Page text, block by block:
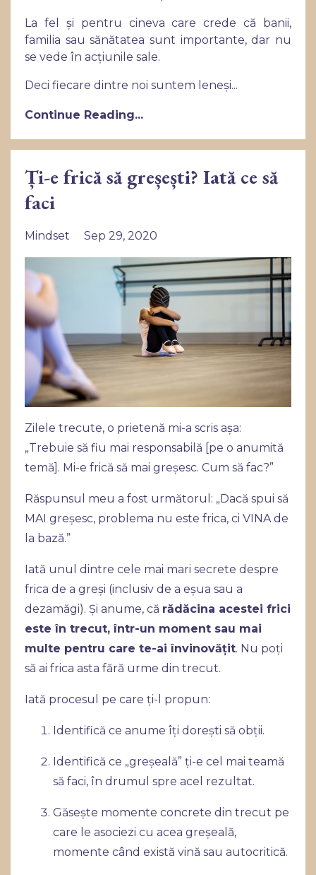
La fel și pentru cineva care crede că banii,
familia sau sănătatea sunt importante, dar nu
se vede în acțiunile sale.
Deci fiecare dintre noi suntem leneși...
Continue Reading...
Ți-e frică să greșești? Iată ce să
faci
Mindset Sep 29, 2020
Zilele trecute, o prietenă mi-a scris așa:
„Trebuie să fiu mai responsabilă [pe o anumită
temă]. Mi-e frică să mai greșesc. Cum să fac?”
Răspunsul meu a fost următorul: „Dacă spui să
MAI greșesc, problema nu este frica, ci VINA de
la bază.”
Iată unul dintre cele mai mari secrete despre
frica de a greși (inclusiv de a eșua sau a
dezamăgi). Și anume, că rădăcina acestei frici
este în trecut, într-un moment sau mai
multe pentru care te-ai învinovățit. Nu poți
să ai frica asta fără urme din trecut.
Iată procesul pe care ți-l propun:
Identifică ce anume îți dorești să obții.
Identifică ce „greșeală” ți-e cel mai teamă
să faci, în drumul spre acel rezultat.
Găsește momente concrete din trecut pe
care le asociezi cu acea greșeală,
momente când există vină sau autocritică.